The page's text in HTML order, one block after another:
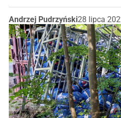
Andrzej Pudrzyński28 lipca